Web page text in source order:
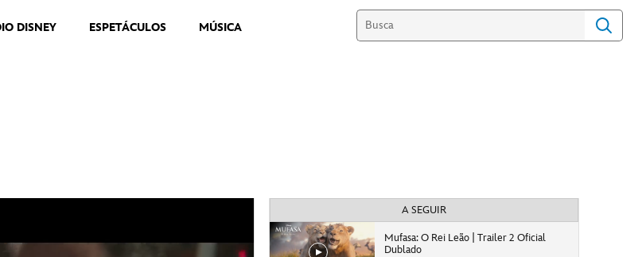
DISNEY ESPETÁCULOS MÚSICA
A SEGUIR
Mufasa: O Rei Leão | Trailer 2 Oficial
Dublado